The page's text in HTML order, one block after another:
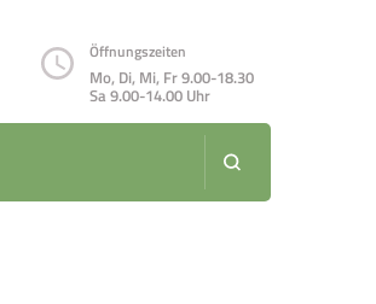
Öffnungszeiten
Mo, Di, Mi, Fr 9.00-18.30
Sa 9.00-14.00 Uhr